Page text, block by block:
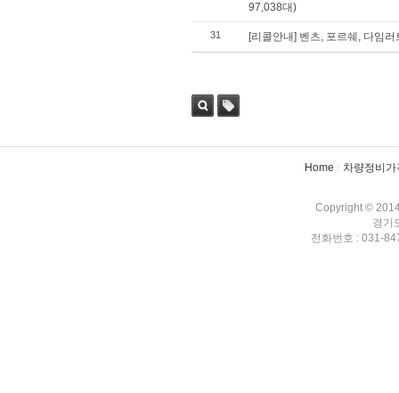
97,038대)
31 [리콜안내] 벤츠, 포르쉐, 다임
Home 차량정비가
Copyright ©
경기
전화번호 : 031-